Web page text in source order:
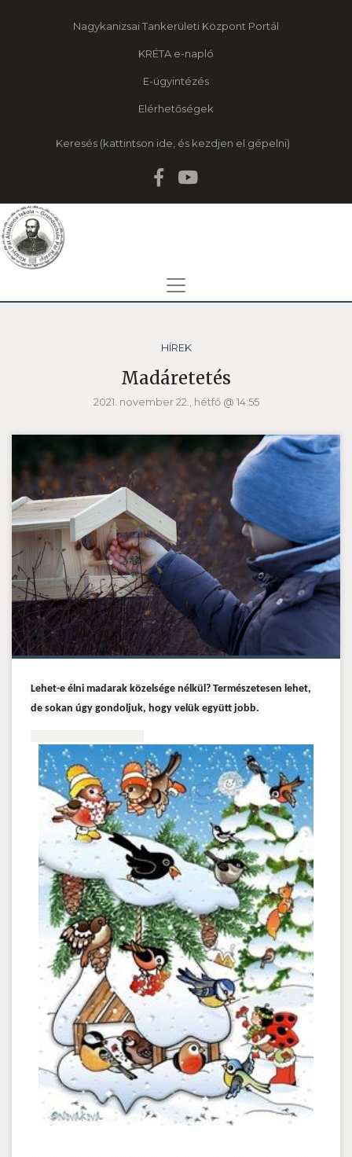
Nagykanizsai Tankerületi Központ Portál
KRÉTA e-napló
E-ügyintézés
Elérhetőségek
Keresés
HÍREK
Madáretetés
2021. november 22., hétfő @ 14:55
Lehet-e élni madarak közelsége nélkül? Természetesen lehet,
de sokan úgy gondoljuk, hogy velük együtt jobb.